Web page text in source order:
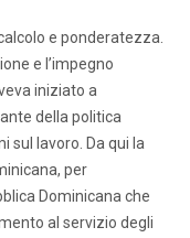
e ponderatezza.
e l’impegno
iniziato a
della politica
sul lavoro. Da qui la
per
Dominicana che
al servizio degli